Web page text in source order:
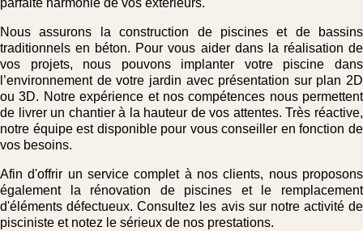
parfaite harmonie de vos extérieurs.
Nous assurons la construction de piscines et de bassins
traditionnels en béton. Pour vous aider dans la réalisation de
vos projets, nous pouvons implanter votre piscine dans
l’environnement de votre jardin avec présentation sur plan 2D
ou 3D. Notre expérience et nos compétences nous permettent
de livrer un chantier à la hauteur de vos attentes. Très réactive,
notre équipe est disponible pour vous conseiller en fonction de
vos besoins.
Afin d'offrir un service complet à nos clients, nous proposons
également la rénovation de piscines et le remplacement
d'éléments défectueux. Consultez les avis sur notre activité de
pisciniste et notez le sérieux de nos prestations.